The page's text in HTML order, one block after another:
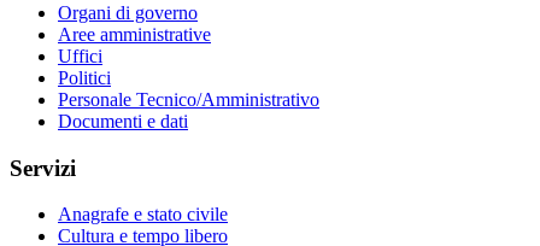
Organi di governo
Aree amministrative
Uffici
Politici
Personale Tecnico/Amministrativo
Documenti e dati
Servizi
Anagrafe e stato civile
Cultura e tempo libero